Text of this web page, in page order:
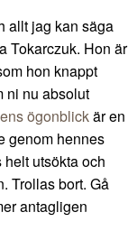
allt jag kan säga
Tokarczuk. Hon är
hon knappt
ni nu absolut
ögonblickär en
genom hennes
utsökta och
Trollas bort. Gå
antagligen